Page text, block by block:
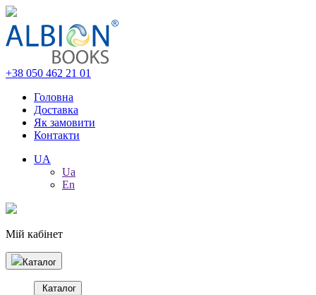
+38 050 462 21 01
Головна
Доставка
Як замовити
Контакти
UA
Ua
En
Мій кабінет
Каталог
Каталог